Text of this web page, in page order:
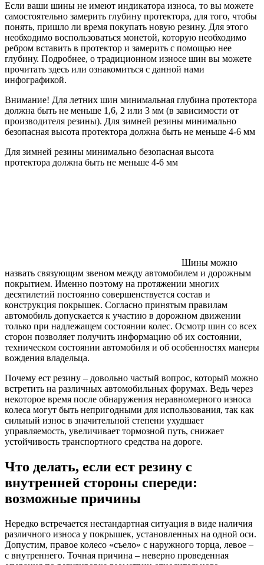
Если ваши шины не имеют индикатора износа, то вы можете
самостоятельно замерить глубину протектора, для того, чтобы
понять, пришло ли время покупать новую резину. Для этого
необходимо воспользоваться монетой, которую необходимо
ребром вставить в протектор и замерить с помощью нее
глубину. Подробнее, о традиционном износе шин вы можете
прочитать здесь или ознакомиться с данной нами
инфографикой.
Внимание! Для летних шин минимальная глубина протектора
должна быть не меньше 1,6, 2 или 3 мм (в зависимости от
производителя резины). Для зимней резины минимально
безопасная высота протектора должна быть не меньше 4-6 мм
Для зимней резины минимально безопасная высота
протектора должна быть не меньше 4-6 мм
Шины можно
назвать связующим звеном между автомобилем и дорожным
покрытием. Именно поэтому на протяжении многих
десятилетий постоянно совершенствуется состав и
конструкция покрышек. Согласно принятым правилам
автомобиль допускается к участию в дорожном движении
только при надлежащем состоянии колес. Осмотр шин со всех
сторон позволяет получить информацию об их состоянии,
техническом состоянии автомобиля и об особенностях манеры
вождения владельца.
Почему ест резину – довольно частый вопрос, который можно
встретить на различных автомобильных форумах. Ведь через
некоторое время после обнаружения неравномерного износа
колеса могут быть непригодными для использования, так как
сильный износ в значительной степени ухудшает
управляемость, увеличивает тормозной путь, снижает
устойчивость транспортного средства на дороге.
Что делать, если ест резину с
внутренней стороны спереди:
возможные причины
Нередко встречается нестандартная ситуация в виде наличия
различного износа у покрышек, установленных на одной оси.
Допустим, правое колесо «съело» с наружного торца, левое –
с внутреннего. Точная причина – неверно проведенная